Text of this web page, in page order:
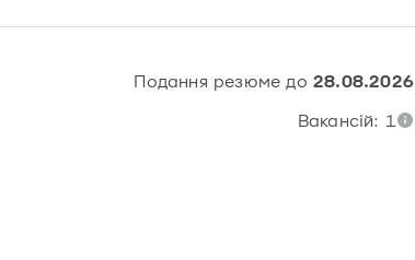
Подання резюме до 28.08.2026
Вакансій: 1